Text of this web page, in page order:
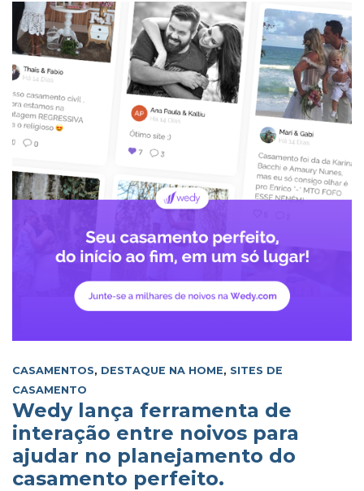
CASAMENTOS, DESTAQUE NA HOME, SITES DE
CASAMENTO
Wedy lança ferramenta de
interação entre noivos para
ajudar no planejamento do
casamento perfeito.